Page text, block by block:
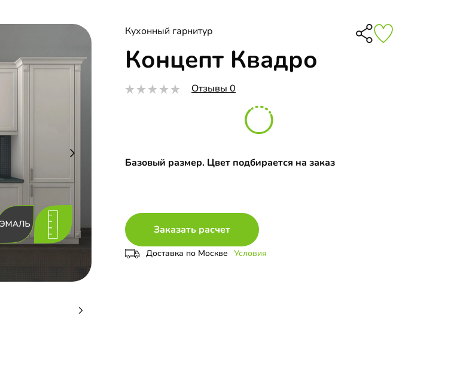
Кухонный гарнитур
Концепт Квадро
Отзывы 0
Базовый размер. Цвет подбирается на заказ
Заказать расчет
Доставка по Москве Условия